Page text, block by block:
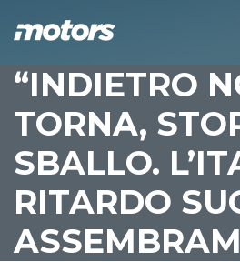
“INDIETRO
TORNA,
SBALLO.
RITARDO